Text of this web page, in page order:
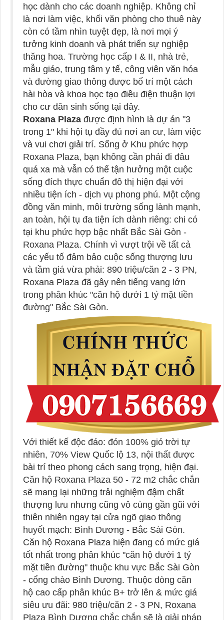
học dành cho các doanh nghiệp. Không chỉ
là nơi làm việc, khối văn phòng cho thuê này
còn có tầm nhìn tuyệt đẹp, là nơi mọi ý
tưởng kinh doanh và phát triển sự nghiệp
thăng hoa. Trường học cấp I & II, nhà trẻ,
mẫu giáo, trung tâm y tế, công viên văn hóa
và đường giao thông được bố trí một cách
hài hòa và khoa học tạo điều điện thuận lợi
cho cư dân sinh sống tại đây.
Roxana Plaza được định hình là dự án "3
trong 1" khi hội tụ đầy đủ nơi an cư, làm việc
và vui chơi giải trí. Sống ở Khu phức hợp
Roxana Plaza, bạn không cần phải đi đâu
quá xa mà vẫn có thể tận hưởng một cuộc
sống đích thực chuẩn đô thị hiện đại với
nhiều tiện ích - dịch vụ phong phú. Một cộng
đồng văn minh, môi trường sống lành mạnh,
an toàn, hội tụ đa tiện ích dành riêng: chi có
tại khu phức hợp bậc nhất Bắc Sài Gòn -
Roxana Plaza. Chính vì vượt trội về tất cả
các yếu tố đảm bảo cuộc sống thượng lưu
và tầm giá vừa phải: 890 triệu/căn 2 - 3 PN,
Roxana Plaza đã gây nên tiếng vang lớn
trong phân khúc "căn hộ dưới 1 tỷ mặt tiền
đường" Bắc Sài Gòn.
Với thiết kế độc đáo: đón 100% gió trời tự
nhiên, 70% View Quốc lộ 13, nội thất được
bài trí theo phong cách sang trọng, hiện đại.
Căn hộ Roxana Plaza 50 - 72 m2 chắc chắn
sẽ mang lại những trải nghiệm đậm chất
thượng lưu nhưng cũng vô cùng gần gũi với
thiên nhiên ngay tại cửa ngõ giao thông
huyết mạch: Bình Dương - Bắc Sài Gòn.
Căn hộ Roxana Plaza hiện đang có mức giá
tốt nhất trong phân khúc "căn hộ dưới 1 tỷ
mặt tiền đường" thuộc khu vực Bắc Sài Gòn
- cổng chào Bình Dương. Thuộc dòng căn
hộ cao cấp phân khúc B+ trở lên & mức giá
siêu ưu đãi: 980 triệu/căn 2 - 3 PN, Roxana
Plaza Bình Dương chắc chắn sẽ là giải pháp